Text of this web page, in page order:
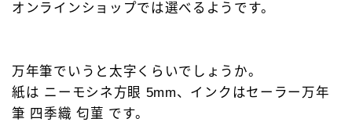
オンラインショップでは選べるようです。
万年筆でいうと太字くらいでしょうか。
紙は ニーモシネ方眼 5mm、インクはセーラー万年
筆 四季織 匂菫 です。